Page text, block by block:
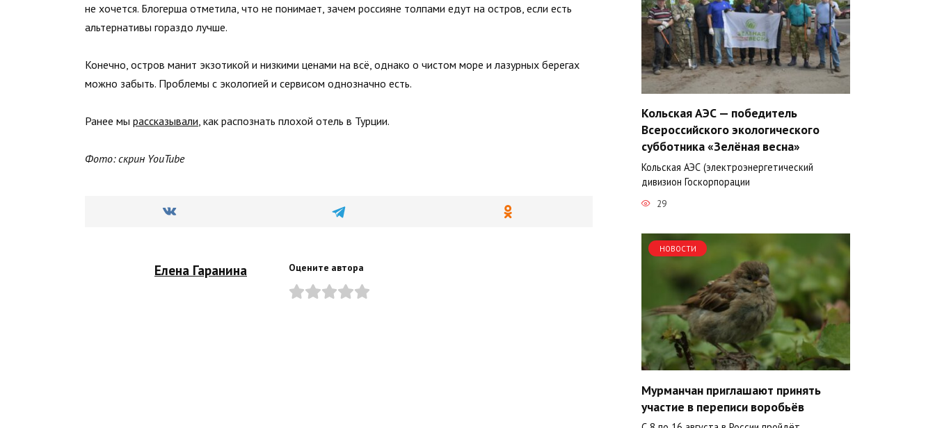
не хочется. Блогерша отметила, что не понимает, зачем россияне толпами едут на остров, если есть
альтернативы гораздо лучше.
Конечно, остров манит экзотикой и низкими ценами на всё, однако о чистом море и лазурных берегах
можно забыть. Проблемы с экологией и сервисом однозначно есть.
Ранее мы рассказывали , как распознать плохой отель в Турции.
Фото: скрин YouTube
Елена Гаранина Оцените автора
Кольская АЭС — победитель
Всероссийского экологического
субботника «Зелёная весна»
Кольская АЭС (электроэнергетический
дивизион Госкорпорации
29
НОВОСТИ
Мурманчан приглашают принять
участие в переписи воробьёв